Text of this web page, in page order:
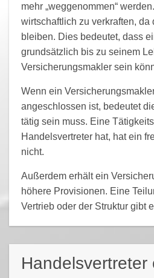
mehr „weggenommen“
wirtschaftlich zu verkraften,
bleiben. Dies bedeutet, dass
grundsätzlich bis zu seinem
Versicherungsmakler sein
Wenn ein
angeschlossen ist, bedeutet
tätig sein muss. Eine
Handelsvertreter hat, hat ein
nicht.
Außerdem erhält ein
höhere Provisionen. Eine
Vertrieb oder der Struktur gibt
Handelsvertreter